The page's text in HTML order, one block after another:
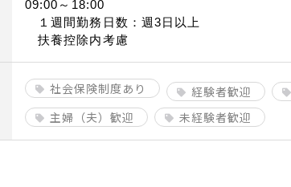
09:00～18:00
１週間勤務日数：週3日以上
扶養控除内考慮
社会保険制度あり 経験者歓迎
主婦（夫）歓迎
未経験者歓迎